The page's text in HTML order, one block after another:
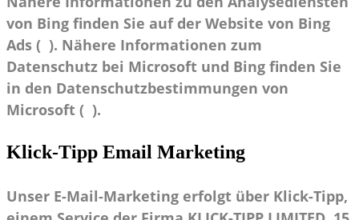
von Bing finden Sie auf der Website von Bing
Ads ( ). Nähere Informationen zum
Datenschutz bei Microsoft und Bing finden Sie
in den Datenschutzbestimmungen von
Microsoft ( ).
Klick-Tipp Email Marketing
Unser E-Mail-Marketing erfolgt über Klick-Tipp,